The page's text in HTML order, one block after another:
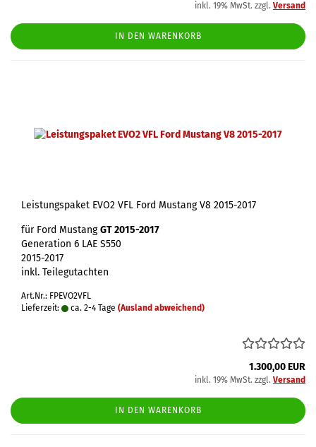
inkl. 19% MwSt. zzgl. Versand
IN DEN WARENKORB
Leistungspaket EVO2 VFL Ford Mustang V8 2015-2017
für Ford MustangGT 2015-2017
Generation 6 LAE S550
2015-2017
inkl. Teilegutachten
Art.Nr.: FPEVO2VFL
Lieferzeit:
ca. 2-4 Tage (Ausland abweichend)
1.300,00 EUR
inkl. 19% MwSt. zzgl. Versand
IN DEN WARENKORB